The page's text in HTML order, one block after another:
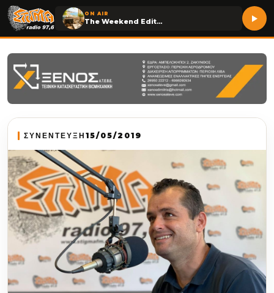
ON AIR
The Weekend Edition
ΣΥΝΕΝΤΕΥΞΗ 15/05/2019